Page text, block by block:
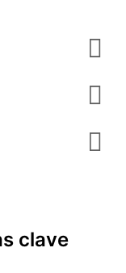
clave